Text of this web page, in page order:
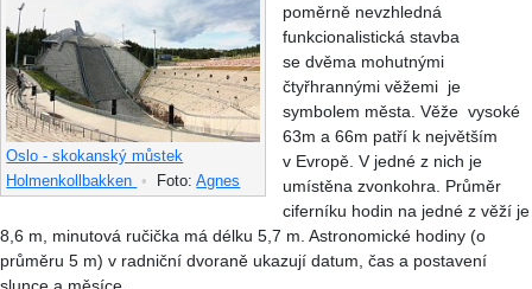
Oslo - skokanský můstek
Holmenkollbakken • Foto:Agnes
poměrně nevzhledná
funkcionalistická stavba
se dvěma mohutnými
čtyřhrannými věžemi je
symbolem města. Věže vysoké
63m a 66m patří k největším
v Evropě. V jedné z nich je
umístěna zvonkohra. Průměr
ciferníku hodin na jedné z věží je
8,6 m, minutová ručička má délku 5,7 m. Astronomické hodiny (o
průměru 5 m) v radniční dvoraně ukazují datum, čas a postavení